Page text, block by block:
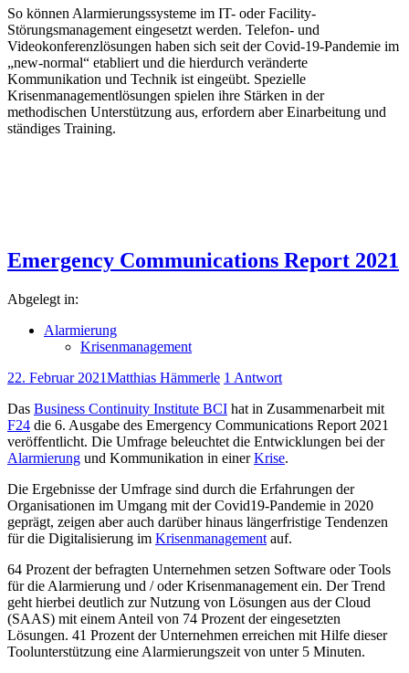
So können Alarmierungssysteme im IT- oder Facility-
Störungsmanagement eingesetzt werden. Telefon- und
Videokonferenzlösungen haben sich seit der Covid-19-Pandemie im
„new-normal“ etabliert und die hierdurch veränderte
Kommunikation und Technik ist eingeübt. Spezielle
Krisenmanagementlösungen spielen ihre Stärken in der
methodischen Unterstützung aus, erfordern aber Einarbeitung und
ständiges Training.
Emergency Communications Report 2021
Abgelegt in:
Alarmierung
Krisenmanagement
22. Februar 2021Matthias Hämmerle 1 Antwort
Das Business Continuity Institute BCI hat in Zusammenarbeit mit
F24 die 6. Ausgabe des Emergency Communications Report 2021
veröffentlicht. Die Umfrage beleuchtet die Entwicklungen bei der
Alarmierung und Kommunikation in einerKrise.
Die Ergebnisse der Umfrage sind durch die Erfahrungen der
Organisationen im Umgang mit der Covid19-Pandemie in 2020
geprägt, zeigen aber auch darüber hinaus längerfristige Tendenzen
für die Digitalisierung im Krisenmanagement auf.
64 Prozent der befragten Unternehmen setzen Software oder Tools
für die Alarmierung und / oder Krisenmanagement ein. Der Trend
geht hierbei deutlich zur Nutzung von Lösungen aus der Cloud
(SAAS) mit einem Anteil von 74 Prozent der eingesetzten
Lösungen. 41 Prozent der Unternehmen erreichen mit Hilfe dieser
Toolunterstützung eine Alarmierungszeit von unter 5 Minuten.